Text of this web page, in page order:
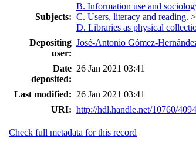
Subjects:
B. Information use and
C. Users, literacy and reading. >
D. Libraries as physical
Depositing
user:
José-Antonio Gómez-
Date
deposited:
26 Jan 2021 03:41
Last modified: 26 Jan 2021 03:41
URI: http://hdl.handle.net/10760/
Check full metadata for this record